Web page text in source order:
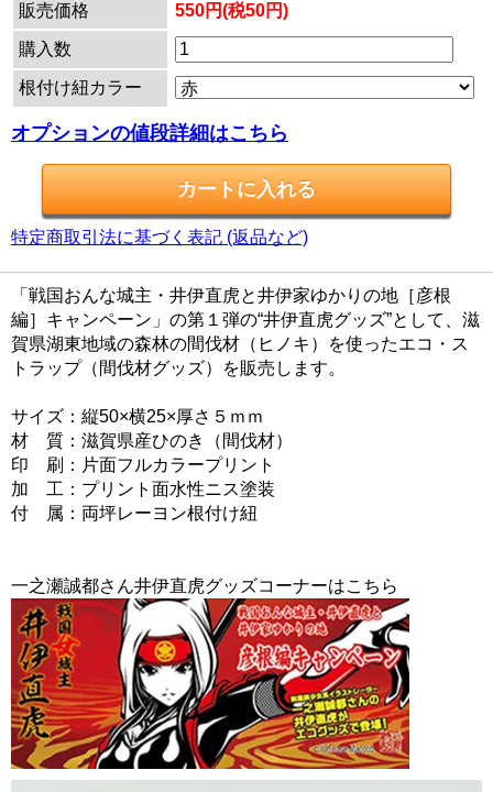
販売価格
550円(税50円)
購入数
根付け紐カラー
オプションの値段詳細はこちら
特定商取引法に基づく表記 (返品など)
「戦国おんな城主・井伊直虎と井伊家ゆかりの地［彦根
編］キャンペーン」の第１弾の“井伊直虎グッズ”として、滋
賀県湖東地域の森林の間伐材（ヒノキ）を使ったエコ・ス
トラップ（間伐材グッズ）を販売します。
サイズ：縦50×横25×厚さ５ｍｍ
材 質：滋賀県産ひのき（間伐材）
印 刷：片面フルカラープリント
加 工：プリント面水性ニス塗装
付 属：両坪レーヨン根付け紐
一之瀬誠都さん井伊直虎グッズコーナーはこちら